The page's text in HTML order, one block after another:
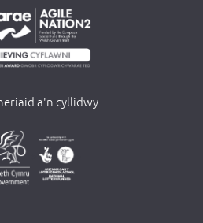
a'n cyllidwy